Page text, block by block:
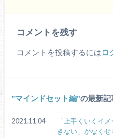
コメントを残す
コメントを投稿するには ロ
マインドセット編 の最新記
2021.11.04
「上手くいくイ
きない」がなくせ